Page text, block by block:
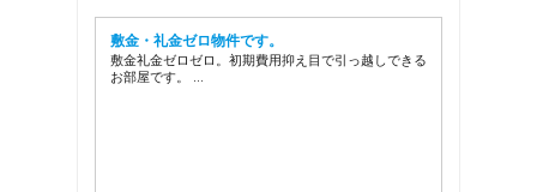
敷金・礼金ゼロ物件です。
敷金礼金ゼロゼロ。初期費用抑え目で引っ越しできる
お部屋です。 …